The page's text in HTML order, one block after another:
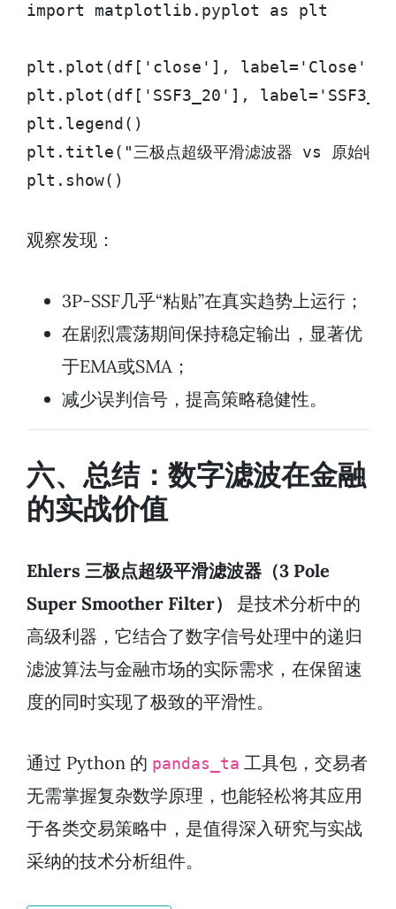
import matplotlib.pyplot as plt
plt.plot(df['close'], label='Close')
plt.plot(df['SSF3_20'],
plt.legend()
plt.title("三极点超级平滑滤波器 vs 原始收
plt.show()
观察发现：
3P-SSF几乎“粘贴”在真实趋势上运行；
在剧烈震荡期间保持稳定输出，显著优
于EMA或SMA；
减少误判信号，提高策略稳健性。
六、总结：数字滤波在金融
的实战价值
Ehlers 三极点超级平滑滤波器（3 Pole
Super Smoother Filter）
是技术分析中的
高级利器，它结合了数字信号处理中的递归
滤波算法与金融市场的实际需求，在保留速
度的同时实现了极致的平滑性。
通过 Python 的 pandas_ta 工具包，交易者
无需掌握复杂数学原理，也能轻松将其应用
于各类交易策略中，是值得深入研究与实战
采纳的技术分析组件。